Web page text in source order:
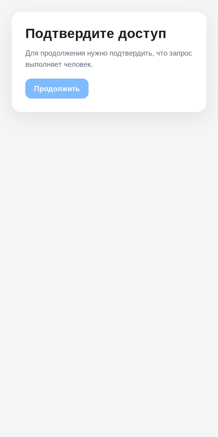
Подтвердите доступ
Для продолжения нужно подтвердить, что запрос
выполняет человек.
Продолжить